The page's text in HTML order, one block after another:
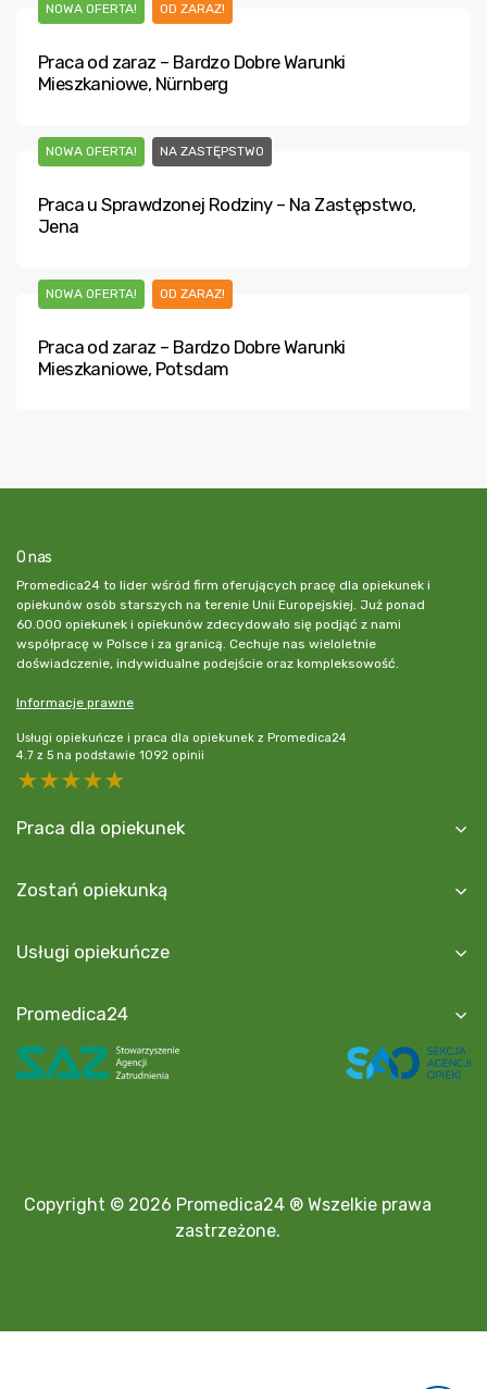
NOWA OFERTA! OD ZARAZ!
Praca od zaraz – Bardzo Dobre Warunki
Mieszkaniowe, Nürnberg
NOWA OFERTA! NA ZASTĘPSTWO
Praca u Sprawdzonej Rodziny – Na Zastępstwo,
Jena
NOWA OFERTA! OD ZARAZ!
Praca od zaraz – Bardzo Dobre Warunki
Mieszkaniowe, Potsdam
O nas
Promedica24 to lider wśród firm oferujących pracę dla opiekunek i
opiekunów osób starszych na terenie Unii Europejskiej. Już ponad
60.000 opiekunek i opiekunów zdecydowało się podjąć z nami
współpracę w Polsce i za granicą. Cechuje nas wieloletnie
doświadczenie, indywidualne podejście oraz kompleksowość.
Informacje prawne
Usługi opiekuńcze i praca dla opiekunek z Promedica24
4.7 z 5 na podstawie 1092 opinii
5 stars
4 stars
3 stars
2 stars
Praca dla opiekunek
Zostań opiekunką
Usługi opiekuńcze
Promedica24
Copyright © 2026 Promedica24 ® Wszelkie prawa
zastrzeżone.